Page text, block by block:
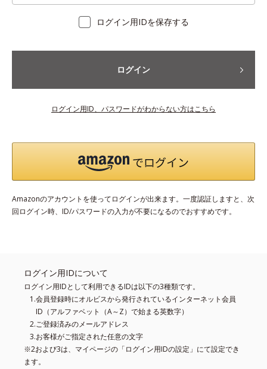
ログイン用IDを保存する
ログイン
ログイン用ID、パスワードがわからない方はこちら
Amazonのアカウントを使ってログインが出来ます。一度認証しますと、次
回ログイン時、ID/パスワードの入力が不要になるのでおすすめです。
ログイン用IDについて
ログイン用IDとして利用できるIDは以下の3種類です。
会員登録時にオルビスから発行されているインターネット会員
ID（アルファベット（A～Z）で始まる英数字）
ご登録済みのメールアドレス
お客様がご指定された任意の文字
※2および3は、マイページの「ログイン用IDの設定」にて設定でき
ます。